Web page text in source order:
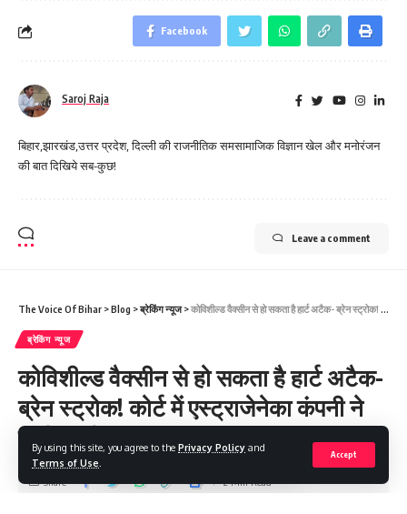
By using this site, you agree to the Privacy Policy and
Terms of Use
Accept
Facebook
Saroj Raja
बिहार,झारखंड,उत्तर प्रदेश, दिल्ली की राजनीतिक समसामाजिक विज्ञान खेल और मनोरंजन
की बात दिखिये सब-कुछ!
Leave a comment
The Voice Of Bihar >Blog >ब्रेकिंग न्यूज>कोविशील्ड वैक्सीन से हो सकता है हार्ट अटैक- ब्रेन स्ट्रोक! कोर्ट में एस्ट्राजेनेका कंपनी ने मानी खामी
ब्रेकिंग न्यूज
कोविशील्ड वैक्सीन से हो सकता है हार्ट अटैक-
ब्रेन स्ट्रोक! कोर्ट में एस्ट्राजेनेका कंपनी ने
मानी खामी
Share 2 Min Read